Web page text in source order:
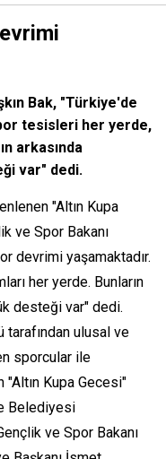
Bak, "Türkiye'de
tesisleri her yerde,
arkasında
var" dedi.
"Altın Kupa
ve Spor Bakanı
devrimi yaşamaktadır.
her yerde. Bunların
desteği var" dedi.
ulusal ve
sporcular ile
Kupa Gecesi"
Belediyesi
ve Spor Bakanı